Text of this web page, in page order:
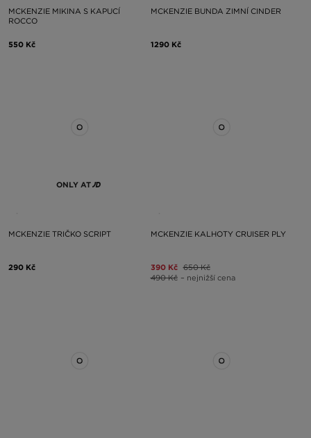
MCKENZIE MIKINA S KAPUCÍ
ROCCO
550 Kč
MCKENZIE BUNDA ZIMNÍ CINDER
1290 Kč
ONLY AT
MCKENZIE TRIČKO SCRIPT
290 Kč
MCKENZIE KALHOTY CRUISER PLY
390 Kč 650 Kč
490 Kč – nejnižší cena